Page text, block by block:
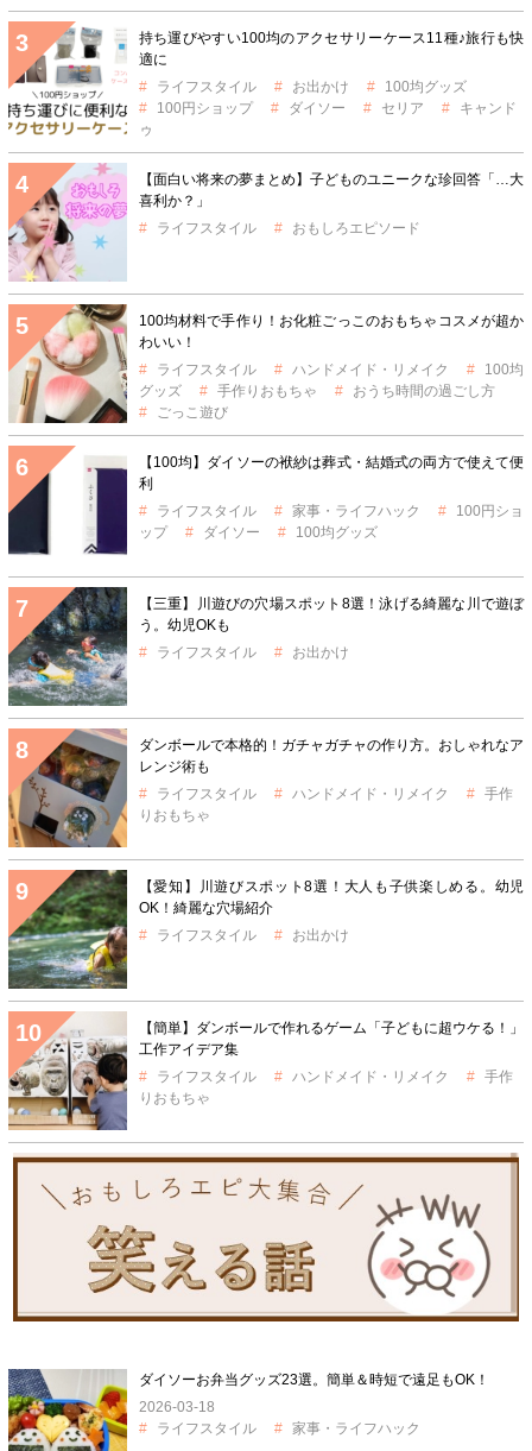
持ち運びやすい100均のアクセサリーケース11種♪旅行も快
適に
ライフスタイル
お出かけ
100均グッズ
100円ショップ
ダイソー セリア
キャンド
ゥ
【面白い将来の夢まとめ】子どものユニークな珍回答「…大
喜利か？」
ライフスタイル
おもしろエピソード
100均材料で手作り！お化粧ごっこのおもちゃコスメが超か
わいい！
ライフスタイル
ハンドメイド・リメイク
100均
グッズ
手作りおもちゃ
おうち時間の過ごし方
ごっこ遊び
【100均】ダイソーの袱紗は葬式・結婚式の両方で使えて便
利
ライフスタイル
家事・ライフハック
100円ショ
ップ
ダイソー 100均グッズ
【三重】川遊びの穴場スポット8選！泳げる綺麗な川で遊ぼ
う。幼児OKも
ライフスタイル
お出かけ
ダンボールで本格的！ガチャガチャの作り方。おしゃれなア
レンジ術も
ライフスタイル
ハンドメイド・リメイク
手作
りおもちゃ
【愛知】川遊びスポット8選！大人も子供楽しめる。幼児
OK！綺麗な穴場紹介
ライフスタイル
お出かけ
【簡単】ダンボールで作れるゲーム「子どもに超ウケる！」
工作アイデア集
ライフスタイル
ハンドメイド・リメイク
手作
りおもちゃ
ダイソーお弁当グッズ23選。簡単＆時短で遠足もOK！
2026-03-18
ライフスタイル
家事・ライフハック